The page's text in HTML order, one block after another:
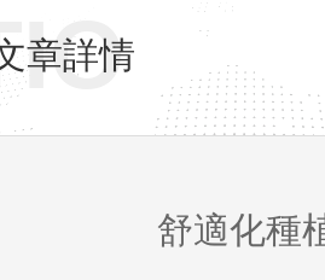
章詳情
舒適化種